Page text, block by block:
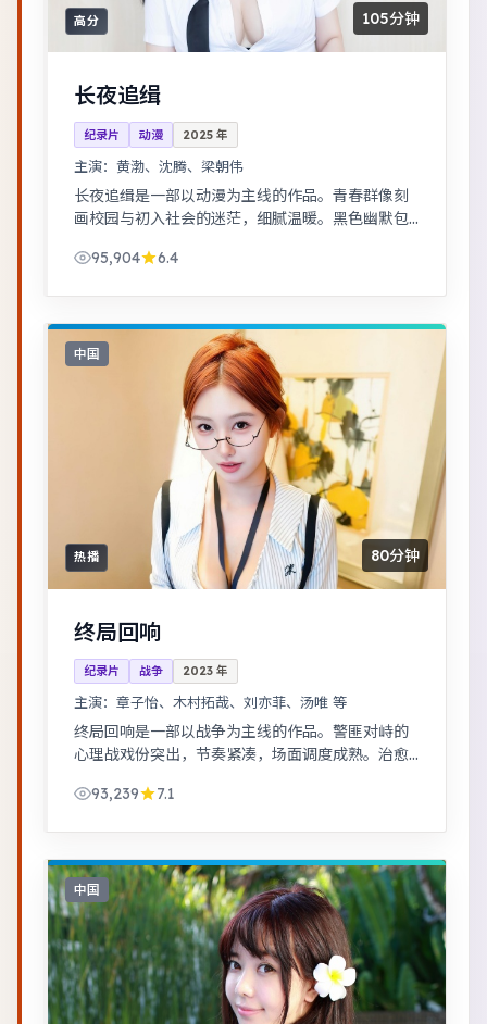
高分 105分钟
长夜追缉
纪录片 动漫 2025 年
主演： 黄渤、沈腾、梁朝伟
长夜追缉是一部以动漫为主线的作品。青春群像刻
画校园与初入社会的迷茫，细腻温暖。黑色幽默包
95,904
6.4
中国
热播 80分钟
终局回响
纪录片 战争 2023 年
主演： 章子怡、木村拓哉、刘亦菲、汤唯 等
终局回响是一部以战争为主线的作品。警匪对峙的
心理战戏份突出，节奏紧凑，场面调度成熟。治愈
93,239
7.1
中国